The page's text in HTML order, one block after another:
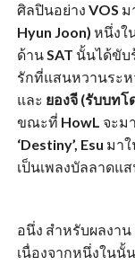
ศิลปินอย่าง VOS ม
Hyun Joon) หนึ่งใ
ด้านSAT นั้นได้ขับ
รักที่แสนหวานระห
และ ยองจี (รับบท
ขณะที่ HowL จะม
‘Destiny’, Esu มาใ
เป็นเพลงบัลลาดแส
อนึ่ง สำหรับผลงาน
เนื่องจากหนึ่งในนั้